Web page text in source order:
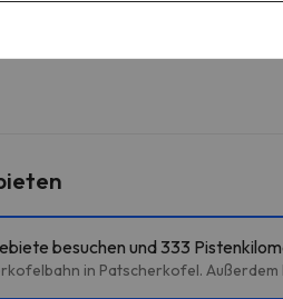
besuchen und 333
in Patscherkofel.